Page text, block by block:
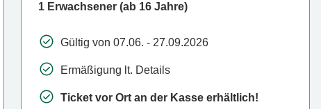
1 Erwachsener (ab 16 Jahre)
Gültig von 07.06. - 27.09.2026
Ermäßigung lt. Details
Ticket vor Ort an der Kasse erhältlich!